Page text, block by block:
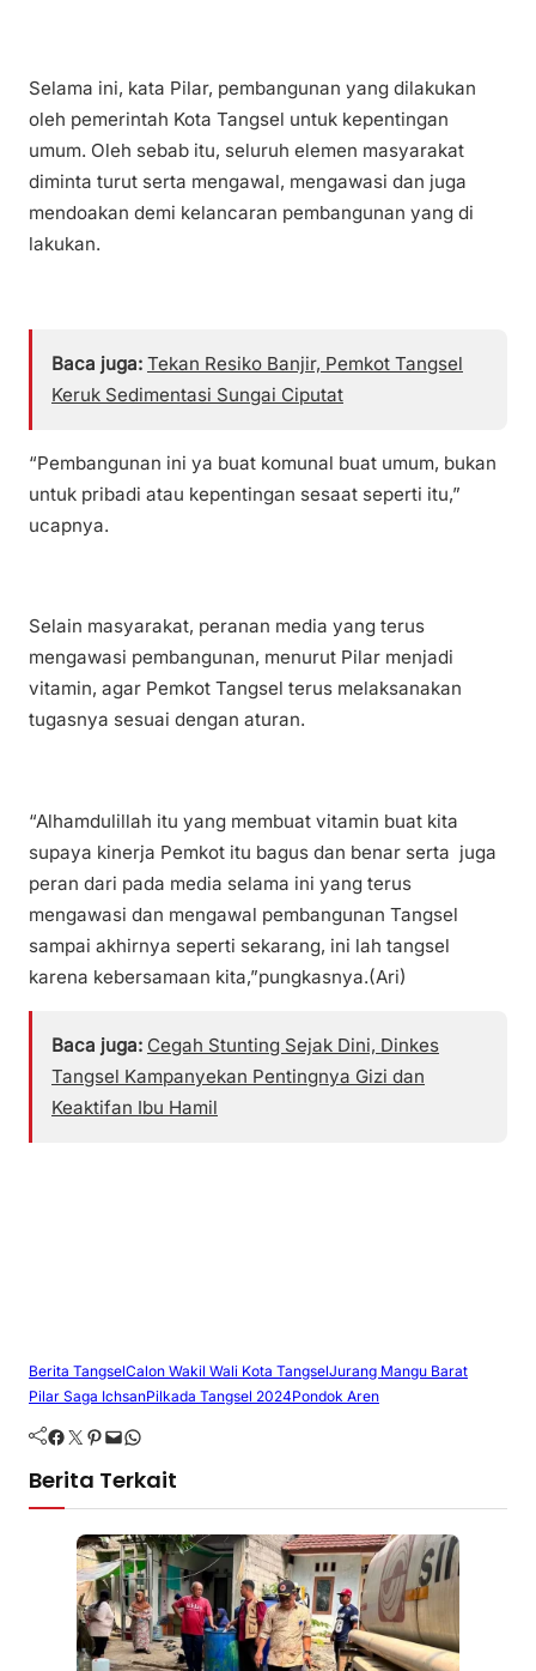
Selama ini, kata Pilar, pembangunan yang dilakukan
oleh pemerintah Kota Tangsel untuk kepentingan
umum. Oleh sebab itu, seluruh elemen masyarakat
diminta turut serta mengawal, mengawasi dan juga
mendoakan demi kelancaran pembangunan yang di
lakukan.
Baca juga: Tekan Resiko Banjir, Pemkot Tangsel
Keruk Sedimentasi Sungai Ciputat
“Pembangunan ini ya buat komunal buat umum, bukan
untuk pribadi atau kepentingan sesaat seperti itu,”
ucapnya.
Selain masyarakat, peranan media yang terus
mengawasi pembangunan, menurut Pilar menjadi
vitamin, agar Pemkot Tangsel terus melaksanakan
tugasnya sesuai dengan aturan.
“Alhamdulillah itu yang membuat vitamin buat kita
supaya kinerja Pemkot itu bagus dan benar serta juga
peran dari pada media selama ini yang terus
mengawasi dan mengawal pembangunan Tangsel
sampai akhirnya seperti sekarang, ini lah tangsel
karena kebersamaan kita,”pungkasnya.(Ari)
Baca juga: Cegah Stunting Sejak Dini, Dinkes
Tangsel Kampanyekan Pentingnya Gizi dan
Keaktifan Ibu Hamil
Berita TangselCalon Wakil Wali Kota TangselJurang Mangu Barat
Pilar Saga IchsanPilkada Tangsel 2024Pondok Aren
Facebook Twitter Pinterest Mail WhatsApp
Berita Terkait